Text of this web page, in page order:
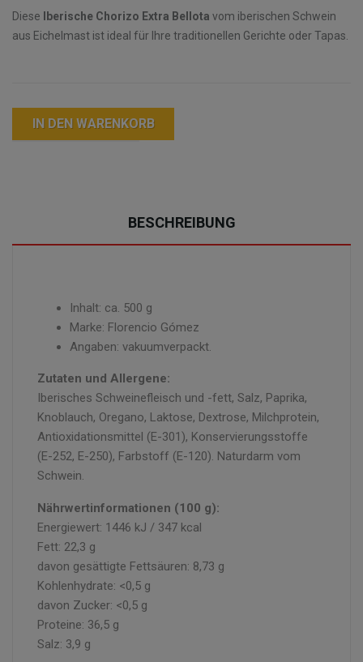
Diese Iberische Chorizo Extra Bellota ​​vom iberischen Schwein
aus Eichelmast ist ideal für Ihre traditionellen Gerichte oder Tapas.
IN DEN WARENKORB
BESCHREIBUNG
Inhalt: ca. 500 g
Marke: Florencio Gómez
Angaben: vakuumverpackt.
Zutaten und Allergene:
Iberisches Schweinefleisch und -fett, Salz, Paprika,
Knoblauch, Oregano, Laktose, Dextrose, Milchprotein,
Antioxidationsmittel (E-301), Konservierungsstoffe
(E-252, E-250), Farbstoff (E-120). Naturdarm vom
Schwein.
Nährwertinformationen (100 g):
Energiewert: 1446 kJ / 347 kcal
Fett: 22,3 g
davon gesättigte Fettsäuren: 8,73 g
Kohlenhydrate: <0,5 g
davon Zucker: <0,5 g
Proteine: 36,5 g
Salz: 3,9 g